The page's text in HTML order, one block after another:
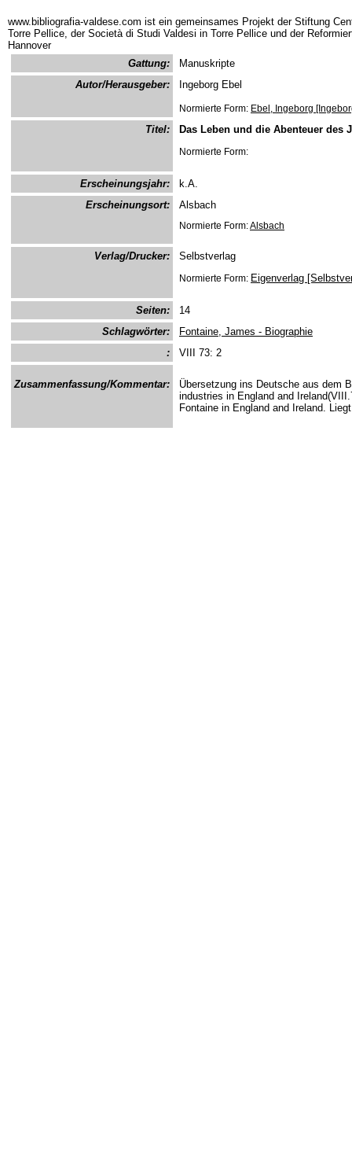
www.bibliografia-valdese.com ist ein gemeinsames Projekt der Stiftung
Torre Pellice, der Società di Studi Valdesi in Torre Pellice und der
Hannover
Gattung:
Manuskripte
Autor/Herausgeber:
Ingeborg Ebel
Normierte Form: Ebel, Ingeborg
Titel: Das Leben und die Abenteuer
Normierte Form:
Erscheinungsjahr:
k.A.
Erscheinungsort:
Alsbach
Normierte Form:Alsbach
Verlag/Drucker: Selbstverlag
Normierte Form: Eigenverlag
Seiten:
14
Schlagwörter:
Fontaine, James - Biographie
:
VIII 73: 2
Zusammenfassung/Kommentar:
Übersetzung ins Deutsche aus dem
industries in England and
Fontaine in England and Ireland.